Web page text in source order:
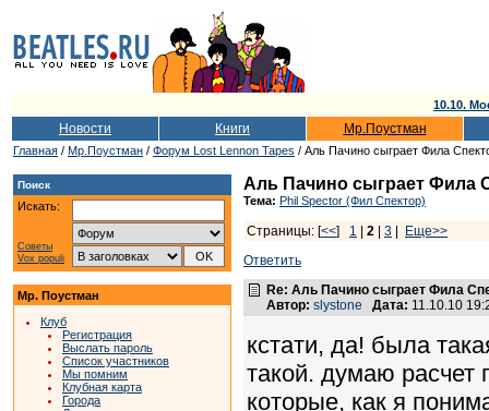
10.10.
Новости Книги Мр.Поустман
Главная / Мр.Поустман / Форум Lost Lennon Tapes / Аль Пачино сыграет Фила
Поиск
Искать:
Советы
Vox populi
Мр. Поустман
Клуб
Регистрация
Выслать пароль
Список участников
Мы помним
Клубная карта
Города
Аль Пачино сыграет Фила
Тема: Phil Spector (Фил Спектор)
Страницы: [<<] 1 2 3
Еще>>
Ответить
Re: Аль Пачино сыграет Фила
Автор: slystone Дата: 11.10.10
кстати, да! была
такой. думаю расчет
которые, как я